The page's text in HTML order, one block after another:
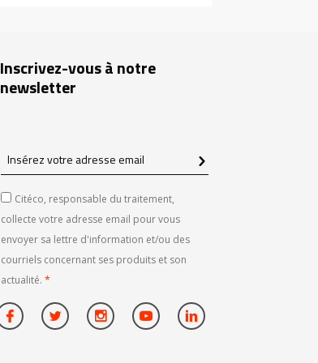
Inscrivez-vous à notre
newsletter
Insérez
votre
adresse
email
Citéco, responsable du traitement,
collecte votre adresse email pour vous
envoyer sa lettre d'information et/ou des
courriels concernant ses produits et son
actualité. *